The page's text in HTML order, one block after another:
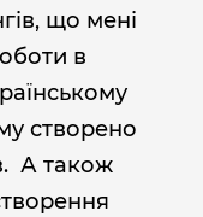
що мені
в
створено
А також